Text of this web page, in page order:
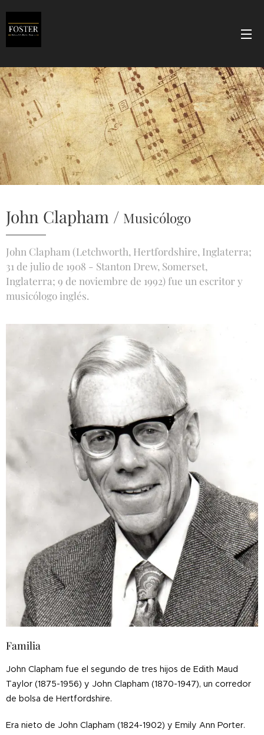
John Clapham / Musicólogo
John Clapham (Letchworth, Hertfordshire, Inglaterra;
31 de julio de 1908 - Stanton Drew, Somerset,
Inglaterra; 9 de noviembre de 1992) fue un escritor y
musicólogo inglés.
Familia
John Clapham fue el segundo de tres hijos de Edith Maud
Taylor (1875-1956) y John Clapham (1870-1947), un corredor
de bolsa de Hertfordshire.
Era nieto de John Clapham (1824-1902) y Emily Ann Porter.